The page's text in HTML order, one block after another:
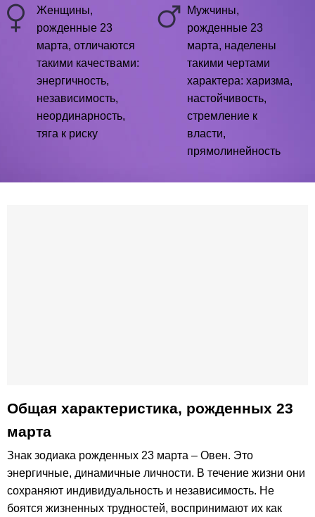
Женщины,
рожденные 23
марта, отличаются
такими качествами:
энергичность,
независимость,
неординарность,
тяга к риску
Мужчины,
рожденные 23
марта, наделены
такими чертами
характера: харизма,
настойчивость,
стремление к
власти,
прямолинейность
Общая характеристика, рожденных 23
марта
Знак зодиака рожденных 23 марта – Овен. Это
энергичные, динамичные личности. В течение жизни они
сохраняют индивидуальность и независимость. Не
боятся жизненных трудностей, воспринимают их как